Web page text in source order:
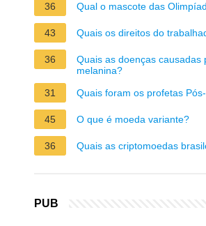
36 Qual o mascote das
43 Quais os direitos do
36
Quais as doenças causadas
melanina?
31
Quais foram os profetas
45 O que é moeda variante?
36 Quais as criptomoedas
PUB